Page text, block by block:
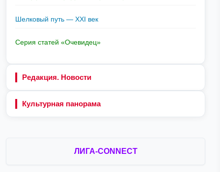
Шелковый путь — XXI век
Серия статей «Очевидец»
Редакция. Новости
Культурная панорама
ЛИГА-CONNECT